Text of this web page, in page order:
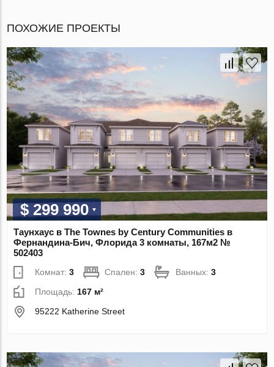
ПОХОЖИЕ ПРОЕКТЫ
$ 299 990
Таунхаус в The Townes by Century Communities в
Фернандина-Бич, Флорида 3 комнаты, 167м2 №
502403
Комнат:3 Спален:3 Ванных:3
Площадь:167 м²
95222 Katherine Street